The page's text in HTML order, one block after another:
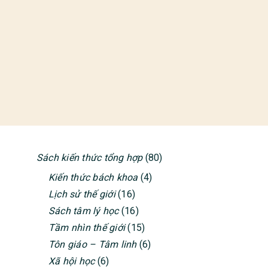
PRIMARY
SIDEBAR
Sách kiến thức tổng hợp(80)
Kiến thức bách khoa (4)
Lịch sử thế giới(16)
Sách tâm lý học(16)
Tầm nhìn thế giới(15)
Tôn giáo – Tâm linh(6)
Xã hội học(6)